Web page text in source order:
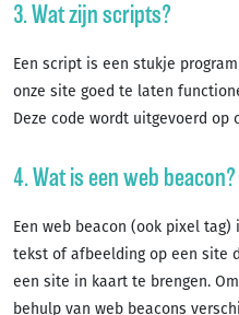
3. Wat zijn scripts?
Een script is een stukje
onze site goed te laten
Deze code wordt uitgevoerd op
4. Wat is een web beacon?
Een web beacon (ook pixel
tekst of afbeelding op een site
een site in kaart te brengen.
behulp van web beacons